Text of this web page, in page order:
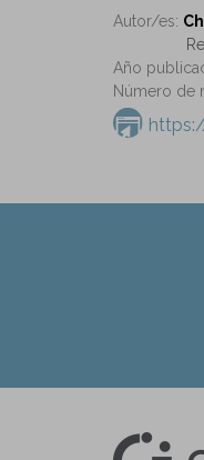
Autor/es:
Año
Número de